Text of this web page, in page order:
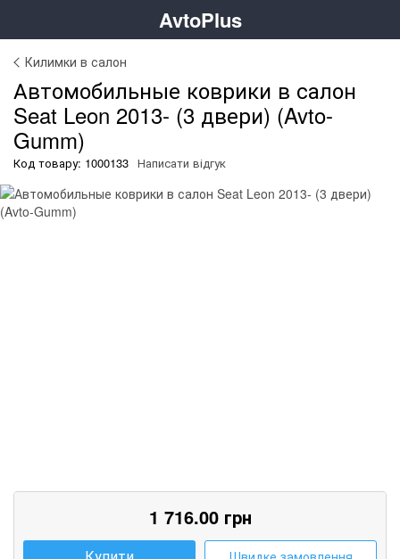
AvtoPlus
Килимки в салон
Автомобильные коврики в салон
Seat Leon 2013- (3 двери) (Avto-
Gumm)
Код товару: 1000133 Написати відгук
1 716.00грн